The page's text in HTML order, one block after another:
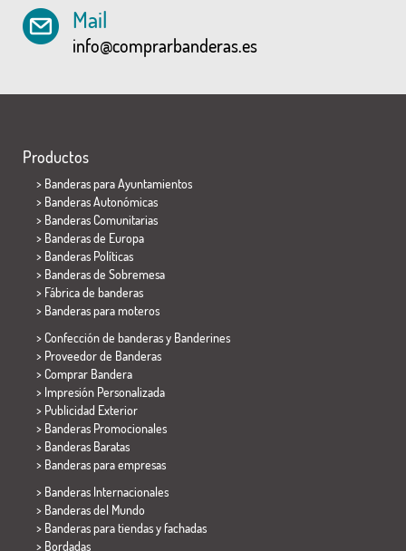
Mail
info@comprarbanderas.es
Productos
> Banderas para Ayuntamientos
> Banderas Autonómicas
> Banderas Comunitarias
> Banderas de Europa
> Banderas Políticas
> Banderas de Sobremesa
> Fábrica de banderas
> Banderas para moteros
> Confección de banderas y Banderines
> Proveedor de Banderas
> Comprar Bandera
> Impresión Personalizada
> Publicidad Exterior
> Banderas Promocionales
> Banderas Baratas
> Banderas para empresas
> Banderas Internacionales
> Banderas del Mundo
> Banderas para tiendas y fachadas
> Bordadas